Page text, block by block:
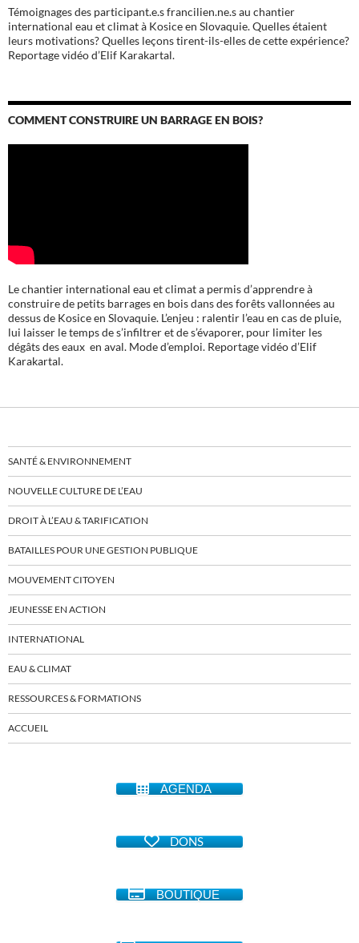
Témoignages des participant.e.s francilien.ne.s au chantier
international eau et climat à Kosice en Slovaquie. Quelles étaient
leurs motivations? Quelles leçons tirent-ils-elles de cette expérience?
Reportage vidéo d’Elif Karakartal.
COMMENT CONSTRUIRE UN BARRAGE EN BOIS?
Le chantier international eau et climat a permis d’apprendre à
construire de petits barrages en bois dans des forêts vallonnées au
dessus de Kosice en Slovaquie. L’enjeu : ralentir l’eau en cas de pluie,
lui laisser le temps de s’infiltrer et de s’évaporer, pour limiter les
dégâts des eaux en aval. Mode d’emploi. Reportage vidéo d’Elif
Karakartal.
SANTÉ & ENVIRONNEMENT
NOUVELLE CULTURE DE L’EAU
DROIT À L’EAU & TARIFICATION
BATAILLES POUR UNE GESTION PUBLIQUE
MOUVEMENT CITOYEN
JEUNESSE EN ACTION
INTERNATIONAL
EAU & CLIMAT
RESSOURCES & FORMATIONS
ACCUEIL
AGENDA
DONS
BOUTIQUE